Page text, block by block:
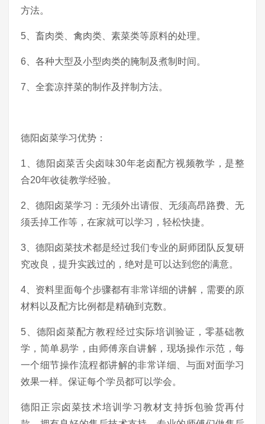
方法。
5、畜肉类、禽肉类、素菜类等原料的处理。
6、各种大型及小型肉类的腌制及煮制时间。
7、全套凉拌菜的制作及拌制方法。
德阳卤菜学习优势：
1、德阳卤菜舌尖卤味30年老卤配方视频教学，是整
合20年收徒教学经验。
2、德阳卤菜学习：无须外出请假、无须高昂路费、无
须丢掉工作等，在家就可以学习，轻松快捷。
3、德阳卤菜技术都是经过我们专业的厨师团队反复研
究改良，提升实践过的，绝对是可以达到您的满意。
4、资料里面每个步骤都有非常详细的讲解，需要的原
材料以及配方比例都是精确到克数。
5、德阳卤菜配方教程经过实际培训验证，零基础教
学，简单易学，由师傅亲自讲解，现场操作示范，每
一个细节操作流程都讲解的非常详细、与面对面学习
效果一样。保证每个学员都可以学会。
德阳正宗卤菜技术培训学习教材支持拆包验货再付